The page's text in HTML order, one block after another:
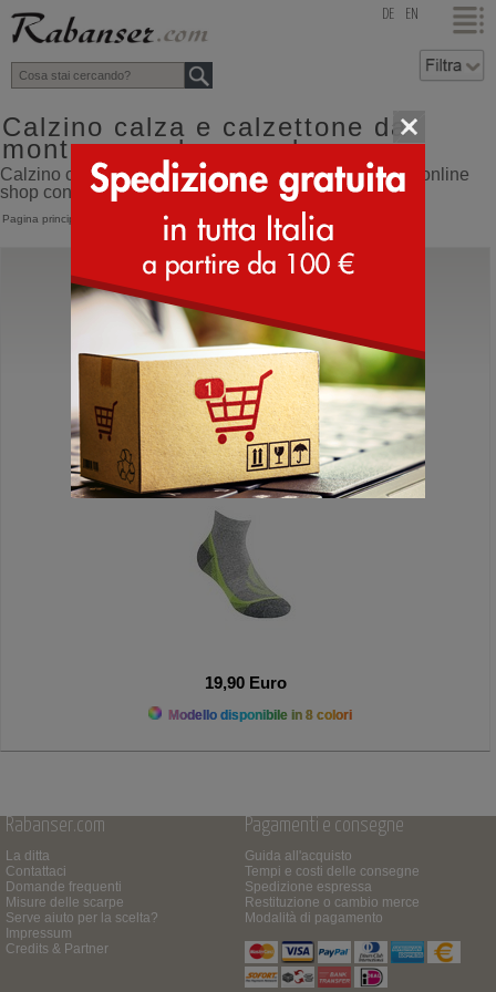
top DE EN
Calzino calza e calzettone da
montagna colore verde
Calzino calza e calzettone da montagna colore verde online
shop con spedizione direttamente dall'Italia
Pagina principale >Calzini
GM Calze
Calzini
19,90 Euro
Modello disponibile in 8 colori
Rabanser.com
La ditta
Contattaci
Domande frequenti
Misure delle scarpe
Serve aiuto per la scelta?
Impressum
Credits & Partner
Pagamenti e consegne
Guida all'acquisto
Tempi e costi delle consegne
Spedizione espressa
Restituzione o cambio merce
Modalità di pagamento